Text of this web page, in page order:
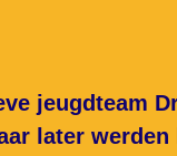
jeugdteam
later werden